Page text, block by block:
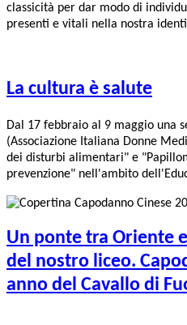
classicità per dar modo di
presenti e vitali nella nostra
La cultura è salute
Dal 17 febbraio al 9 maggio una
(Associazione Italiana Donne
dei disturbi alimentari" e
prevenzione" nell'ambito
Un ponte tra Oriente
del nostro liceo.
anno del Cavallo di